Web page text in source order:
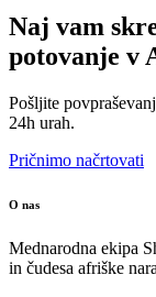
Naj vam
potovanje v
Pošljite
24h urah.
Pričnimo načrtovati
O nas
Mednarodna ekipa
in čudesa afriške